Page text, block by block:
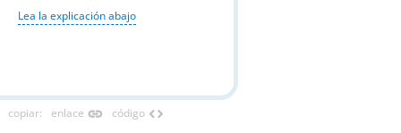
Lea la explicación abajo
copiar: enlace link código code